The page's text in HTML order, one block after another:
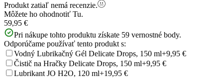
Produkt zatiaľ nemá recenzie.
Môžete ho ohodnotiť Tu.
59,95 €
Pri nákupe tohto produktu získate 59 vernostné body.
Odporúčame používať tento produkt s:
Vodný Lubrikačný Gél Delicate Drops, 150 ml+9,95 €
Čistič na Hračky Delicate Drops, 150 ml+9,95 €
Lubrikant JO H2O, 120 ml+19,95 €